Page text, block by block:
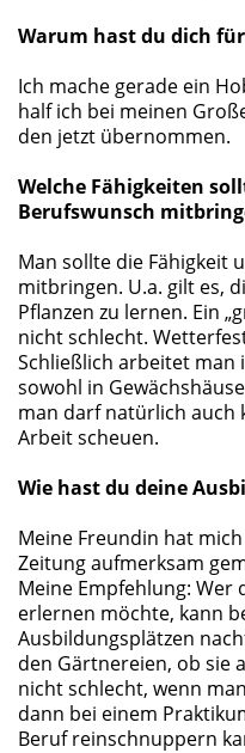
Warum hast du dich
Ich mache gerade ein
half ich bei meinen
den jetzt übernommen.
Welche Fähigkeiten
Berufswunsch
Man sollte die Fähigkeit
mitbringen. U.a. gilt es,
Pflanzen zu lernen. Ein
nicht schlecht.
Schließlich arbeitet
sowohl in
man darf natürlich auch
Arbeit scheuen.
Wie hast du deine
Meine Freundin hat
Zeitung aufmerksam
Meine Empfehlung: Wer
erlernen möchte, kann
Ausbildungsplätzen
den Gärtnereien, ob sie
nicht schlecht, wenn
dann bei einem
Beruf reinschnuppern